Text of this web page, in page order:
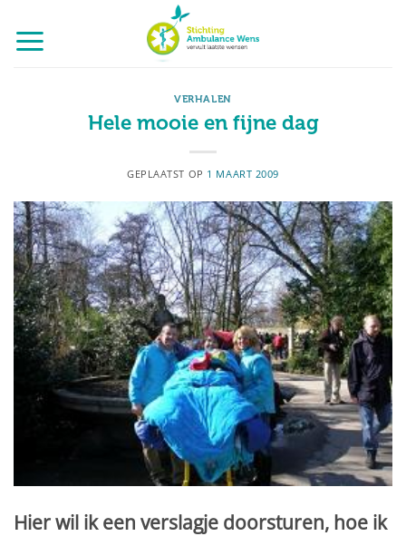
naar
inhoud
VERHALEN
Hele mooie en fijne dag
GEPLAATST OP 1 MAART 2009
Hier wil ik een verslagje doorsturen, hoe ik